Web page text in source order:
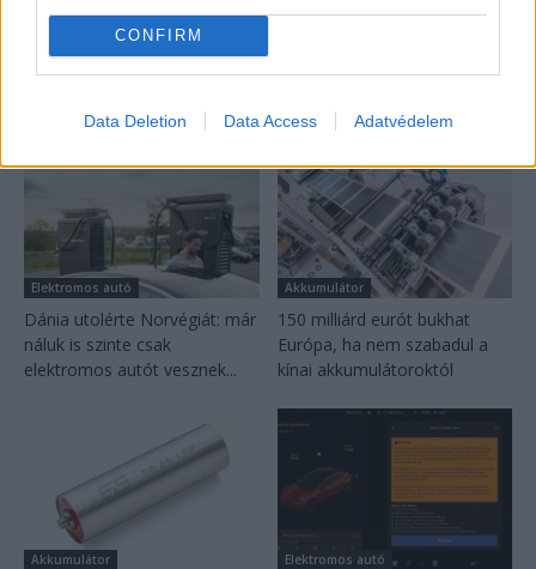
CONFIRM
Data Deletion Data Access Adatvédelem
Továbbiak
Elektromos autó
Dánia utolérte Norvégiát: már
náluk is szinte csak
elektromos autót vesznek...
Akkumulátor
150 milliárd eurót bukhat
Európa, ha nem szabadul a
kínai akkumulátoroktól
Akkumulátor Elektromos autó